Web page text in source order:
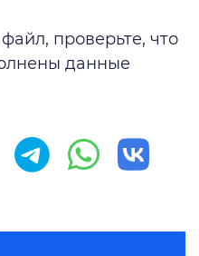
проверьте, что
данные